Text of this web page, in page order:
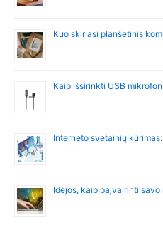
Kuo skiriasi planšetinis
Kaip išsirinkti USB
Interneto svetainių
Idėjos, kaip paįvairinti